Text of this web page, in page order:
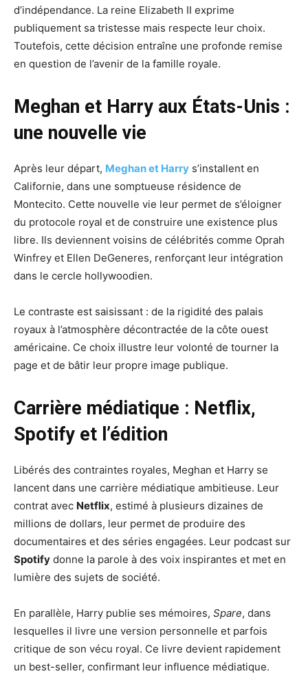
d’indépendance. La reine Elizabeth II exprime
publiquement sa tristesse mais respecte leur choix.
Toutefois, cette décision entraîne une profonde remise
en question de l’avenir de la famille royale.
Meghan et Harry aux États-Unis :
une nouvelle vie
Après leur départ, Meghan et Harry s’installent en
Californie, dans une somptueuse résidence de
Montecito. Cette nouvelle vie leur permet de s’éloigner
du protocole royal et de construire une existence plus
libre. Ils deviennent voisins de célébrités comme Oprah
Winfrey et Ellen DeGeneres, renforçant leur intégration
dans le cercle hollywoodien.
Le contraste est saisissant : de la rigidité des palais
royaux à l’atmosphère décontractée de la côte ouest
américaine. Ce choix illustre leur volonté de tourner la
page et de bâtir leur propre image publique.
Carrière médiatique : Netflix,
Spotify et l’édition
Libérés des contraintes royales, Meghan et Harry se
lancent dans une carrière médiatique ambitieuse. Leur
contrat avec Netflix, estimé à plusieurs dizaines de
millions de dollars, leur permet de produire des
documentaires et des séries engagées. Leur podcast sur
Spotify donne la parole à des voix inspirantes et met en
lumière des sujets de société.
En parallèle, Harry publie ses mémoires, Spare, dans
lesquelles il livre une version personnelle et parfois
critique de son vécu royal. Ce livre devient rapidement
un best-seller, confirmant leur influence médiatique.